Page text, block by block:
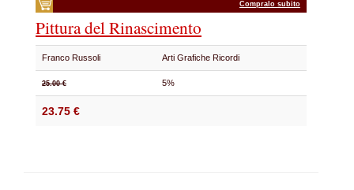
Compralo subito
Pittura del Rinascimento
Franco Russoli Arti Grafiche Ricordi
25.00 € 5%
23.75 €